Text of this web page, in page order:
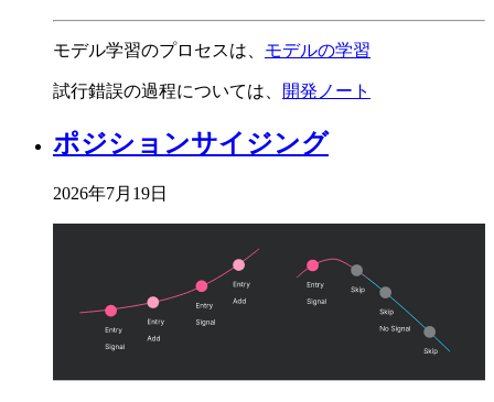
モデル学習のプロセスは、 モデルの学習
試行錯誤の過程については、 開発ノート
ポジションサイジング
2026年7月19日